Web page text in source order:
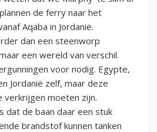
de ferry naar het
Aqaba in Jordanië.
dan een steenworp
een wereld van verschil.
voor nodig. Egypte,
Jordanië zelf, maar deze
verkrijgen moeten zijn.
dat de baan daar een stuk
brandstof kunnen tanken